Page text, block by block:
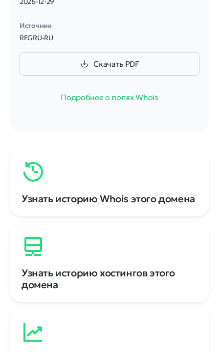
Источник
REGRU-RU
Скачать PDF
Подробнее о полях Whois
Узнать историю Whois этого домена
Узнать историю хостингов этого
домена